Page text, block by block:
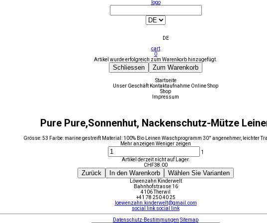
logo
DE
cart
0
Artikel wurde erfolgreich zum Warenkorb hinzugefügt.
Schliessen Zum Warenkorb
Startseite
Unser Geschäft Kontaktaufnahme Online Shop
Shop
Impressum
Pure Pure,Sonnenhut, Nackenschutz-Mütze
Grösse: 53 Farbe: marine gestreift Material: 100% Bio Leinen Waschprogramm 30° angenehmer, leichter
Mehr anzeigen Weniger zeigen
1
Artikel derzeit nicht auf Lager.
CHF38.00
Zurück In den Warenkorb Wählen Sie Varianten
Löwenzahn Kinderwelt
Bahnhofstrasse 16
4106 Therwil
+41 78 250 40 25
loewenzahn.kinderwelt@gmail.com
social link social link
Datenschutz-Bestimmungen Sitemap